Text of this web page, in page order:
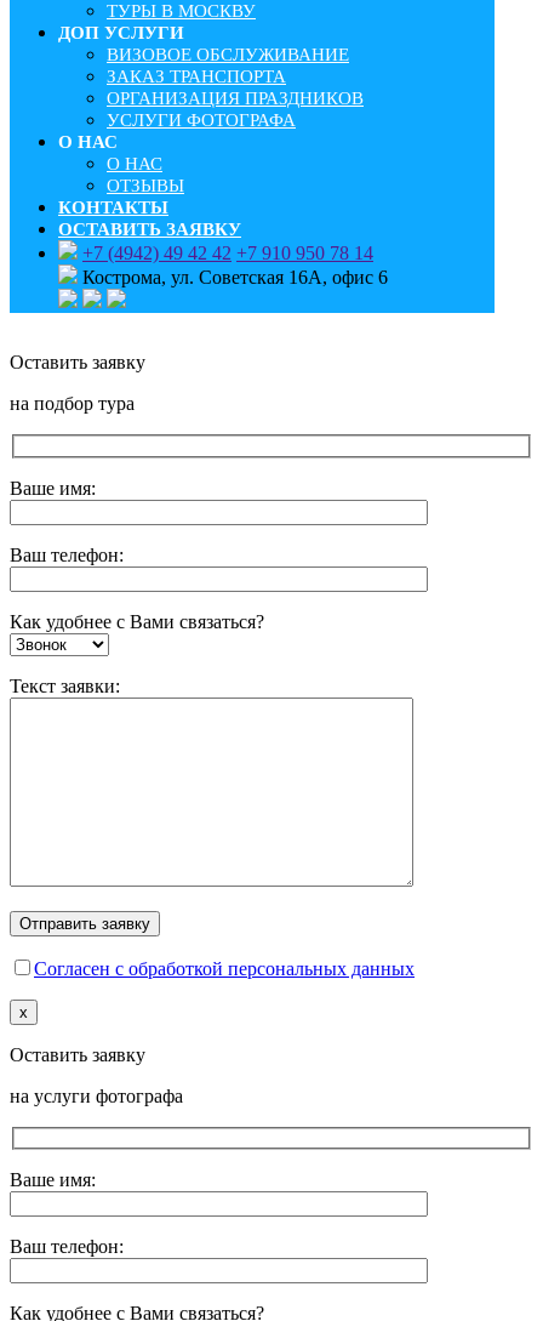
ТУРЫ В МОСКВУ
ДОП УСЛУГИ
ВИЗОВОЕ ОБСЛУЖИВАНИЕ
ЗАКАЗ ТРАНСПОРТА
ОРГАНИЗАЦИЯ ПРАЗДНИКОВ
УСЛУГИ ФОТОГРАФА
О НАС
О НАС
ОТЗЫВЫ
КОНТАКТЫ
ОСТАВИТЬ ЗАЯВКУ
+7 (4942) 49 42 42 +7 910 950 78 14
Кострома, ул. Советская 16А, офис 6
Оставить заявку
на подбор тура
Ваше имя:
Ваш телефон:
Как удобнее с Вами связаться?
Текст заявки:
Согласен с обработкой персональных данных
x
Оставить заявку
на услуги фотографа
Ваше имя:
Ваш телефон:
Как удобнее с Вами связаться?